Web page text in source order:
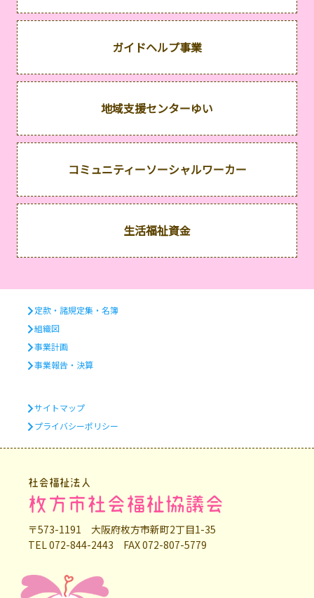
ガイドヘルプ事業
地域支援センターゆい
コミュニティーソーシャルワーカー
生活福祉資金
定款・諸規定集・名簿
組織図
事業計画
事業報告・決算
サイトマップ
プライバシーポリシー
社会福祉法人
枚方市社会福祉協議会
〒573-1191 大阪府枚方市新町2丁目1-35
TEL 072-844-2443 FAX 072-807-5779